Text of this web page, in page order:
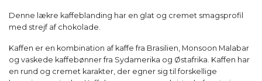
Denne lækre kaffeblanding har en glat og cremet smagsprofil
med strejf af chokolade.
Kaffen er en kombination af kaffe fra Brasilien, Monsoon Malabar
og vaskede kaffebønner fra Sydamerika og Østafrika. Kaffen har
en rund og cremet karakter, der egner sig til forskellige